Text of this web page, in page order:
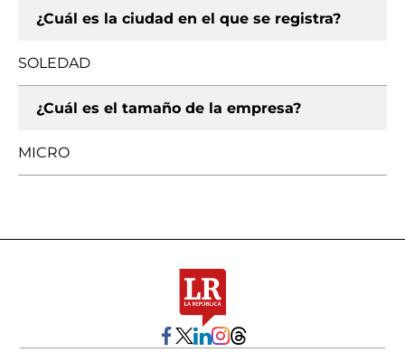
¿Cuál es la ciudad en el que se registra?
SOLEDAD
¿Cuál es el tamaño de la empresa?
MICRO